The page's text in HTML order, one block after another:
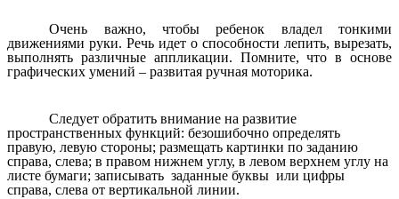
Очень важно, чтобы ребенок владел тонкими
движениями руки. Речь идет о способности лепить, вырезать,
выполнять различные аппликации. Помните, что в основе
графических умений – развитая ручная моторика.
Следует обратить внимание на развитие
пространственных функций: безошибочно определять
правую, левую стороны; размещать картинки по заданию
справа, слева; в правом нижнем углу, в левом верхнем углу на
листе бумаги; записывать заданные буквы или цифры
справа, слева от вертикальной линии.